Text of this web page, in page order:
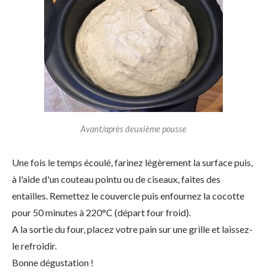
Avant/après deuxième pousse
Une fois le temps écoulé, farinez légèrement la surface puis,
à l'aide d'un couteau pointu ou de ciseaux, faites des
entailles. Remettez le couvercle puis enfournez la cocotte
pour 50 minutes à 220°C (départ four froid).
A la sortie du four, placez votre pain sur une grille et laissez-
le refroidir.
Bonne dégustation !